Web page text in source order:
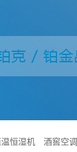
恒湿机 酒窖空调